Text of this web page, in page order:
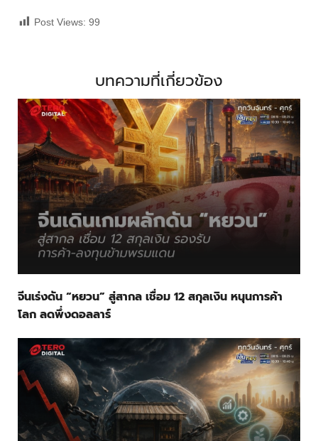
Post Views: 99
บทความที่เกี่ยวข้อง
จีนเร่งดัน “หยวน” สู่สากล เชื่อม 12 สกุลเงิน หนุนการค้า
โลก ลดพึ่งดอลลาร์